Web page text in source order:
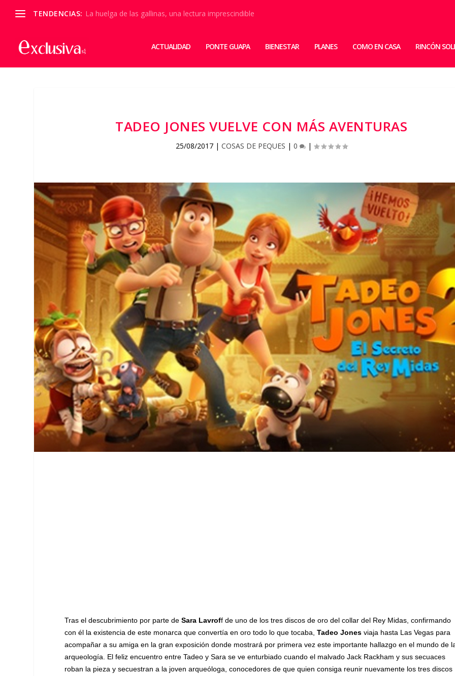
TENDENCIAS: La huelga de las gallinas, una lectura imprescindible
ACTUALIDAD PONTE GUAPA BIENESTAR PLANES COMO EN CASA RINCÓN
TADEO JONES VUELVE CON MÁS AVENTURAS
25/08/2017| COSAS DE PEQUES | 0 |
Tras el descubrimiento por parte deSara Lavroff de uno de los tres discos de oro del collar del Rey Midas, confirmando
con él la existencia de este monarca que convertí­a en oro todo lo que tocaba,Tadeo Jones viaja hasta Las Vegas para
acompañar a su amiga en la gran exposición donde mostrará por primera vez este importante hallazgo en el mundo de
arqueologí­a. El feliz encuentro entre Tadeo y Sara se ve enturbiado cuando el malvado Jack Rackham y sus secuaces
roban la pieza y secuestran a la joven arqueóloga, conocedores de que quien consiga reunir nuevamente los tres discos